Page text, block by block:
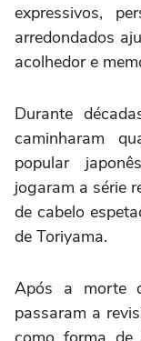
expressivos,
arredondados
acolhedor e
Durante
caminharam
popular
jogaram a série
de cabelo
de Toriyama.
Após a morte
passaram a